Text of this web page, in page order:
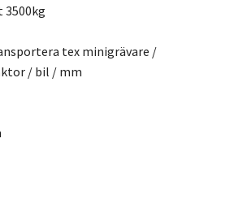
tex minigrävare /
/ bil / mm